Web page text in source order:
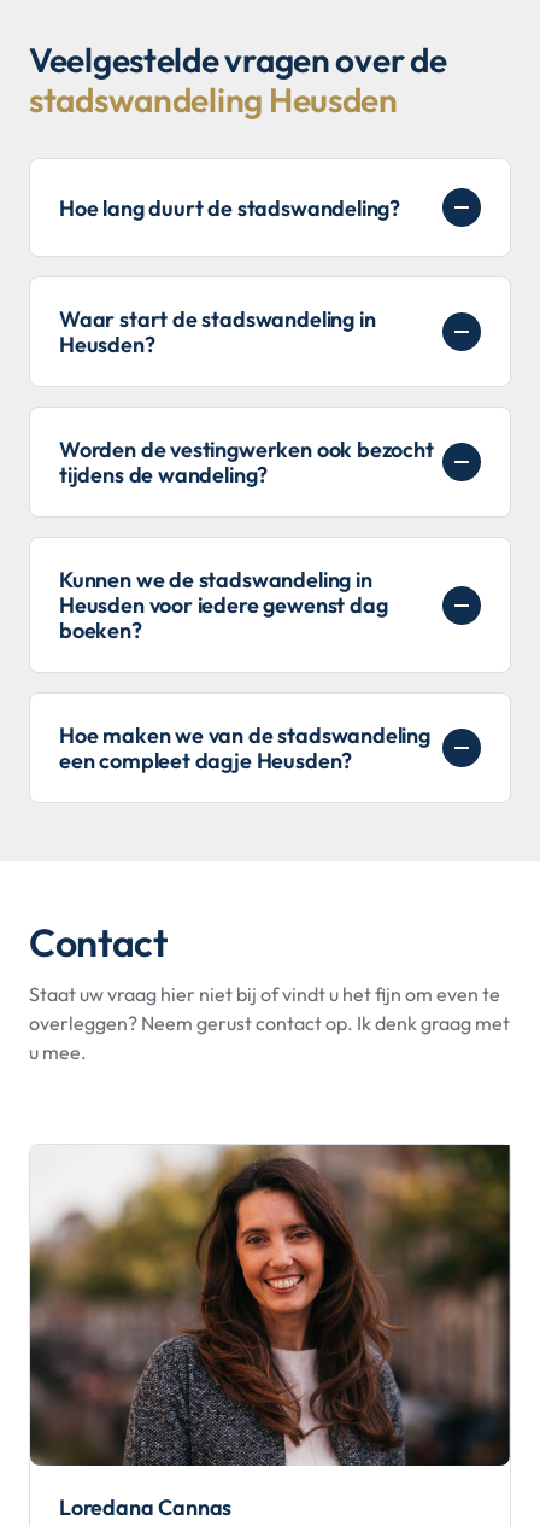
Veelgestelde vragen over de
stadswandeling Heusden
Hoe lang duurt de stadswandeling?
Waar start de stadswandeling in
Heusden?
Worden de vestingwerken ook bezocht
tijdens de wandeling?
Kunnen we de stadswandeling in
Heusden voor iedere gewenst dag
boeken?
Hoe maken we van de stadswandeling
een compleet dagje Heusden?
Contact
Staat uw vraag hier niet bij of vindt u het fijn om even te
overleggen? Neem gerust contact op. Ik denk graag met
u mee.
Loredana Cannas